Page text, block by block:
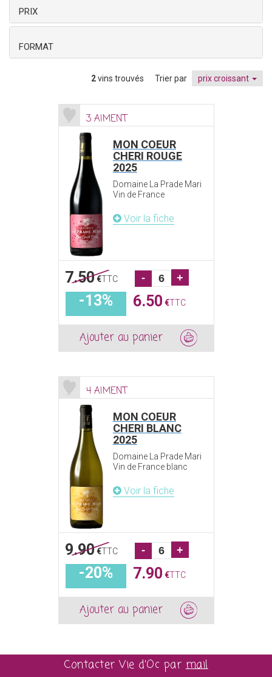
PRIX
FORMAT
2vins trouvés Trier par prix croissant
3 AIMENT
MON COEUR
CHERI ROUGE
2025
Domaine La Prade Mari
Vin de France
Voir la fiche
7.50 €TTC - +
-13% 6.50 €TTC
Ajouter au panier
4 AIMENT
MON COEUR
CHERI BLANC
2025
Domaine La Prade Mari
Vin de France blanc
Voir la fiche
9.90 €TTC - +
-20% 7.90 €TTC
Ajouter au panier
Contacter Vie d'Oc parmail